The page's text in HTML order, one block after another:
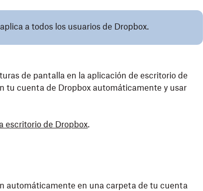
a todos los usuarios de Dropbox.
de pantalla en la aplicación de escritorio de
tu cuenta de Dropbox automáticamente y usar
escritorio de Dropbox.
automáticamente en una carpeta de tu cuenta